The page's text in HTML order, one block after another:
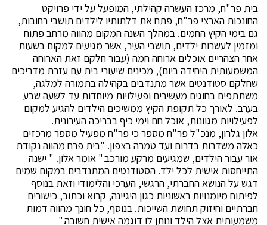
בית פר"ח, מרכז העשרה קהילתי, המופעל על ידי פרויקט
החונכות הארצי פר"ח, פתח את דלתותיו לילדים תושבי רחובות,
גם בימי הקיץ החמים. במהלך השנה המקום מהווה מרחב פתוח
ומזמין לעשרות ילדים, תושבי העיר, אשר מגיעים למקום בשעות
אחר הצהריים אוכלים ארוחה חמה (עבור חלקם זאת הארוחה
המשמעותית היחידה ביום), מכינים שיעורי בית עם עזרת מדריכים
שחלקם סטודנטים אשר מתנדבים בקהילה בתמורה למלגה,
משתתפים בחוגים מעשירים ופעילויות מיוחדות עד לשעה שבע
בערב. לאורך כל תקופת הקיץ ממשיכים הילדים להגיע למקום
לפעילויות מגוונות, אוכל חם וימי כיף בבריכה העירונית.
אלון גלרון, מנכ"ל פר"ח מספר כי פר"ח מפעיל מספר מרכזים
כאלה משדרות בדרום ועד טמרה בצפון. "בית פרח מהווה נקודת
אור עבור הילדים, שמגיעים מרקע מורכב." אומר אלון. " ישנה
התייחסות אישית לכל ילד. הסטודנטים המתנדבים במקום שמים
דגש על הנושא החברתי, הרגשי, הערכי והלימודי וזאת בנוסף
לפיתוח מיומנויות ראשוניות כגון היגיינה, קרוא וכתוב, כישורים
חברתיים וחיזוק תחושת השייכות. בנוסף, כל חונך מהווה דמות
משמעותית אצל הילד ונותן לו דוגמה אישית חשובה."